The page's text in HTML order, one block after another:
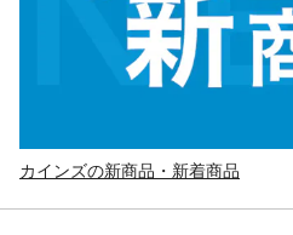
カインズの新商品・新着商品